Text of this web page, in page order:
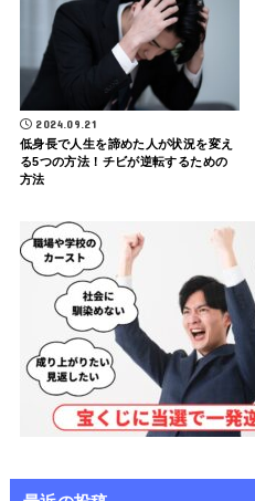
2024.09.21
低身長で人生を諦めた人が状況を変え
る5つの方法！チビが逆転するための
方法